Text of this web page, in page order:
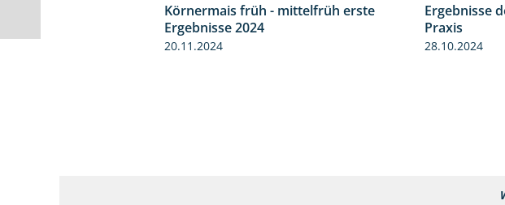
4:29
Körnermais früh - mittelfrüh erste
Ergebnisse 2024
20.11.2024
Ergebnisse
Praxis
28.10.2024